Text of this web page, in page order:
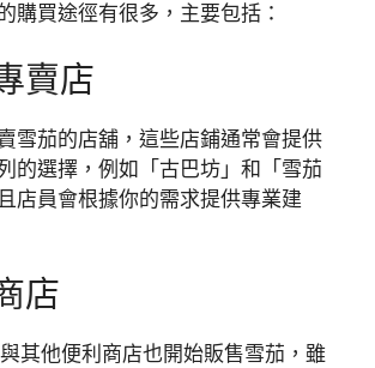
購買途徑有很多，主要包括：
賣店
雪茄的店舖，這些店鋪通常會提供
的選擇，例如「古巴坊」和「雪茄
店員會根據你的需求提供專業建
店
其他便利商店也開始販售雪茄，雖